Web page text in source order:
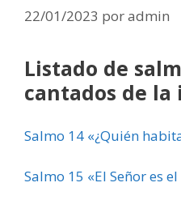
22/01/2023 poradmin
Listado de
cantados de la
Salmo 14 «¿Quién
Salmo 15 «El Señor es